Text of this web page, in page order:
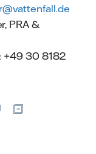
PRA &
+49 30 8182
E-